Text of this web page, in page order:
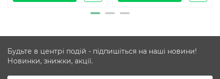
Будьте в центрі подій - підпишіться на наші новини!
Новинки, знижки, акції.